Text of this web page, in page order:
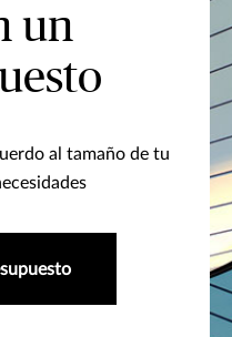
un
al tamaño de tu